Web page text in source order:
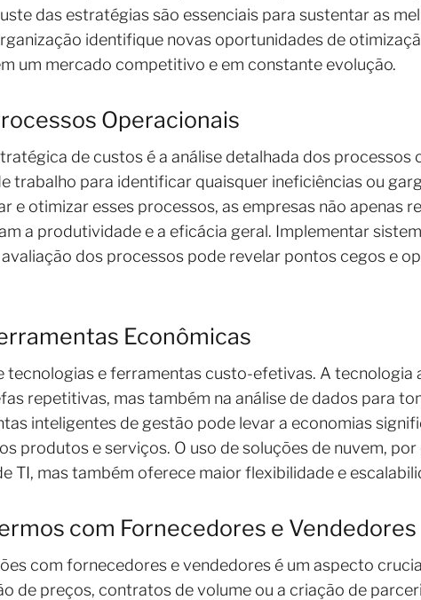
das estratégias são essenciais para sustentar as
identifique novas oportunidades de
um mercado competitivo e em constante evolução.
Operacionais
de custos é a análise detalhada dos processos
trabalho para identificar quaisquer ineficiências ou
e otimizar esses processos, as empresas não apenas
a produtividade e a eficácia geral. Implementar
dos processos pode revelar pontos cegos e
Econômicas
e ferramentas custo-efetivas. A tecnologia
repetitivas, mas também na análise de dados para
inteligentes de gestão pode levar a economias
produtos e serviços. O uso de soluções de nuvem, por
TI, mas também oferece maior flexibilidade e
com Fornecedores e Vendedores
com fornecedores e vendedores é um aspecto
de preços, contratos de volume ou a criação de